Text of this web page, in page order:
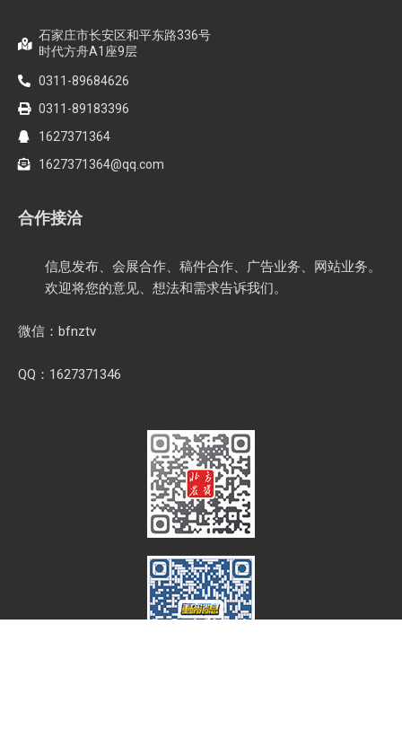
石家庄市长安区和平东路336号
时代方舟A1座9层
0311-89684626
0311-89183396
1627371364
1627371364@qq.com
合作接洽
信息发布、会展合作、稿件合作、广告业务、网站业务。
欢迎将您的意见、想法和需求告诉我们。
微信：bfnztv
QQ：1627371346